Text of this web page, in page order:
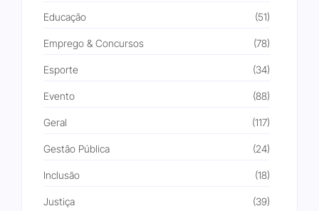
Educação (51)
Emprego & Concursos (78)
Esporte (34)
Evento (88)
Geral (117)
Gestão Pública (24)
Inclusão (18)
Justiça (39)